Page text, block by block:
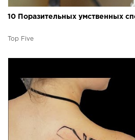
10 Поразительных умственных
Top Five